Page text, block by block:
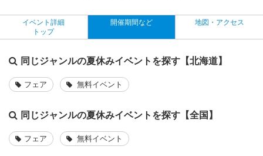
イベント詳細
トップ
開催期間など 地図・アクセス
同じジャンルの夏休みイベントを探す【北海道】
フェア 無料イベント
同じジャンルの夏休みイベントを探す【全国】
フェア 無料イベント